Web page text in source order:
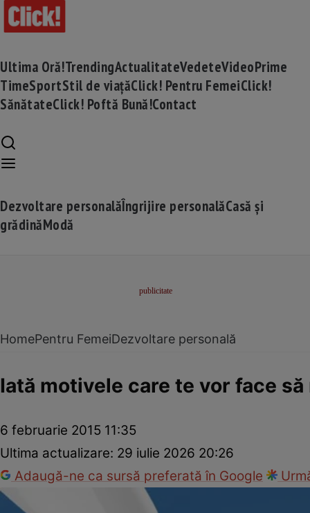
Ultima Oră!TrendingActualitateVedeteVideoPrime
TimeSportStil de viațăClick! Pentru FemeiClick!
SănătateClick! Poftă Bună!Contact
Dezvoltare personalăÎngrijire personalăCasă și
grădinăModă
HomePentru FemeiDezvoltare personală
Iată motivele care te vor face
6 februarie 2015 11:35
Ultima actualizare: 29 iulie 2026 20:26
Adaugă-ne ca sursă preferată în Google